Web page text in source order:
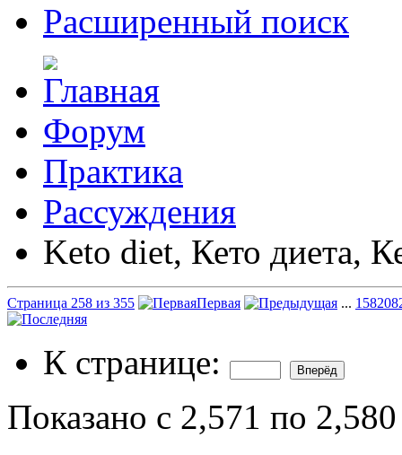
Расширенный поиск
Форум
Практика
Рассуждения
Keto diet, Кето диета,
Страница 258 из 355 Первая ... 158208
К странице:
Показано с 2,571 по